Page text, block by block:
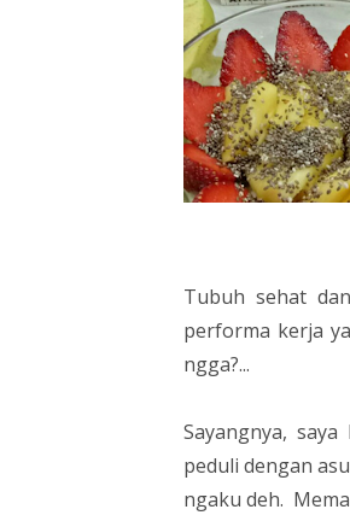
Tubuh sehat
performa kerja
ngga?...
Sayangnya,
peduli dengan
ngaku deh.